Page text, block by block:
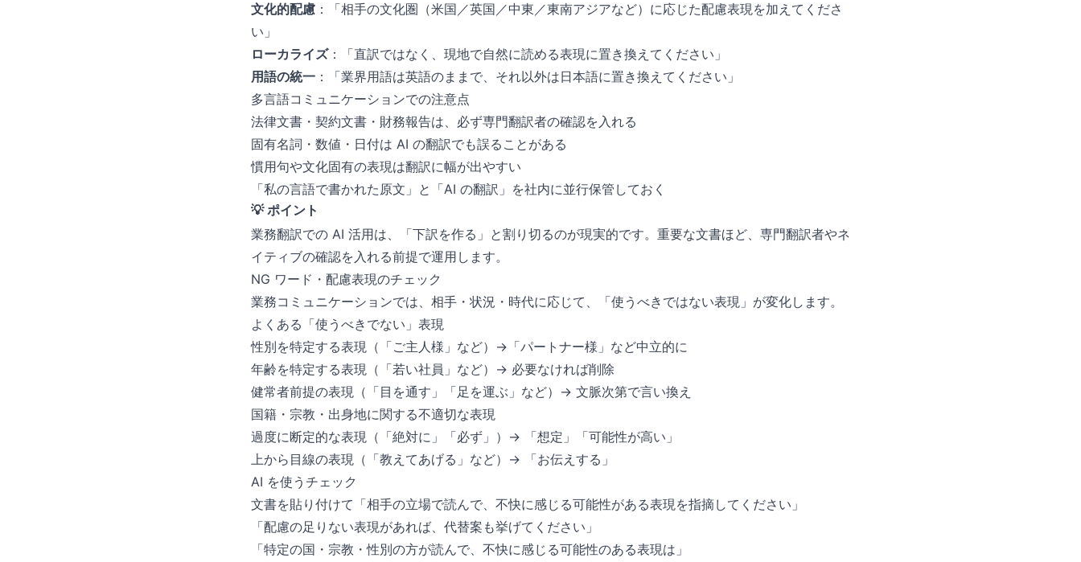
文化的配慮 ：「相手の文化圏（米国／英国／中東／東南アジアなど）に応じた配慮表現を加えてくださ
い」
ローカライズ：「直訳ではなく、現地で自然に読める表現に置き換えてください」
用語の統一 ：「業界用語は英語のままで、それ以外は日本語に置き換えてください」
多言語コミュニケーションでの注意点
法律文書・契約文書・財務報告は、必ず専門翻訳者の確認を入れる
固有名詞・数値・日付は AI の翻訳でも誤ることがある
慣用句や文化固有の表現は翻訳に幅が出やすい
「私の言語で書かれた原文」と「AI の翻訳」を社内に並行保管しておく
💡 ポイント
業務翻訳での AI 活用は、「下訳を作る」と割り切るのが現実的です。重要な文書ほど、専門翻訳者やネ
イティブの確認を入れる前提で運用します。
NG ワード・配慮表現のチェック
業務コミュニケーションでは、相手・状況・時代に応じて、「使うべきではない表現」が変化します。
よくある「使うべきでない」表現
性別を特定する表現（「ご主人様」など）→「パートナー様」など中立的に
年齢を特定する表現（「若い社員」など）→ 必要なければ削除
健常者前提の表現（「目を通す」「足を運ぶ」など）→ 文脈次第で言い換え
国籍・宗教・出身地に関する不適切な表現
過度に断定的な表現（「絶対に」「必ず」）→ 「想定」「可能性が高い」
上から目線の表現（「教えてあげる」など）→ 「お伝えする」
AI を使うチェック
文書を貼り付けて「相手の立場で読んで、不快に感じる可能性がある表現を指摘してください」
「配慮の足りない表現があれば、代替案も挙げてください」
「特定の国・宗教・性別の方が読んで、不快に感じる可能性のある表現は」